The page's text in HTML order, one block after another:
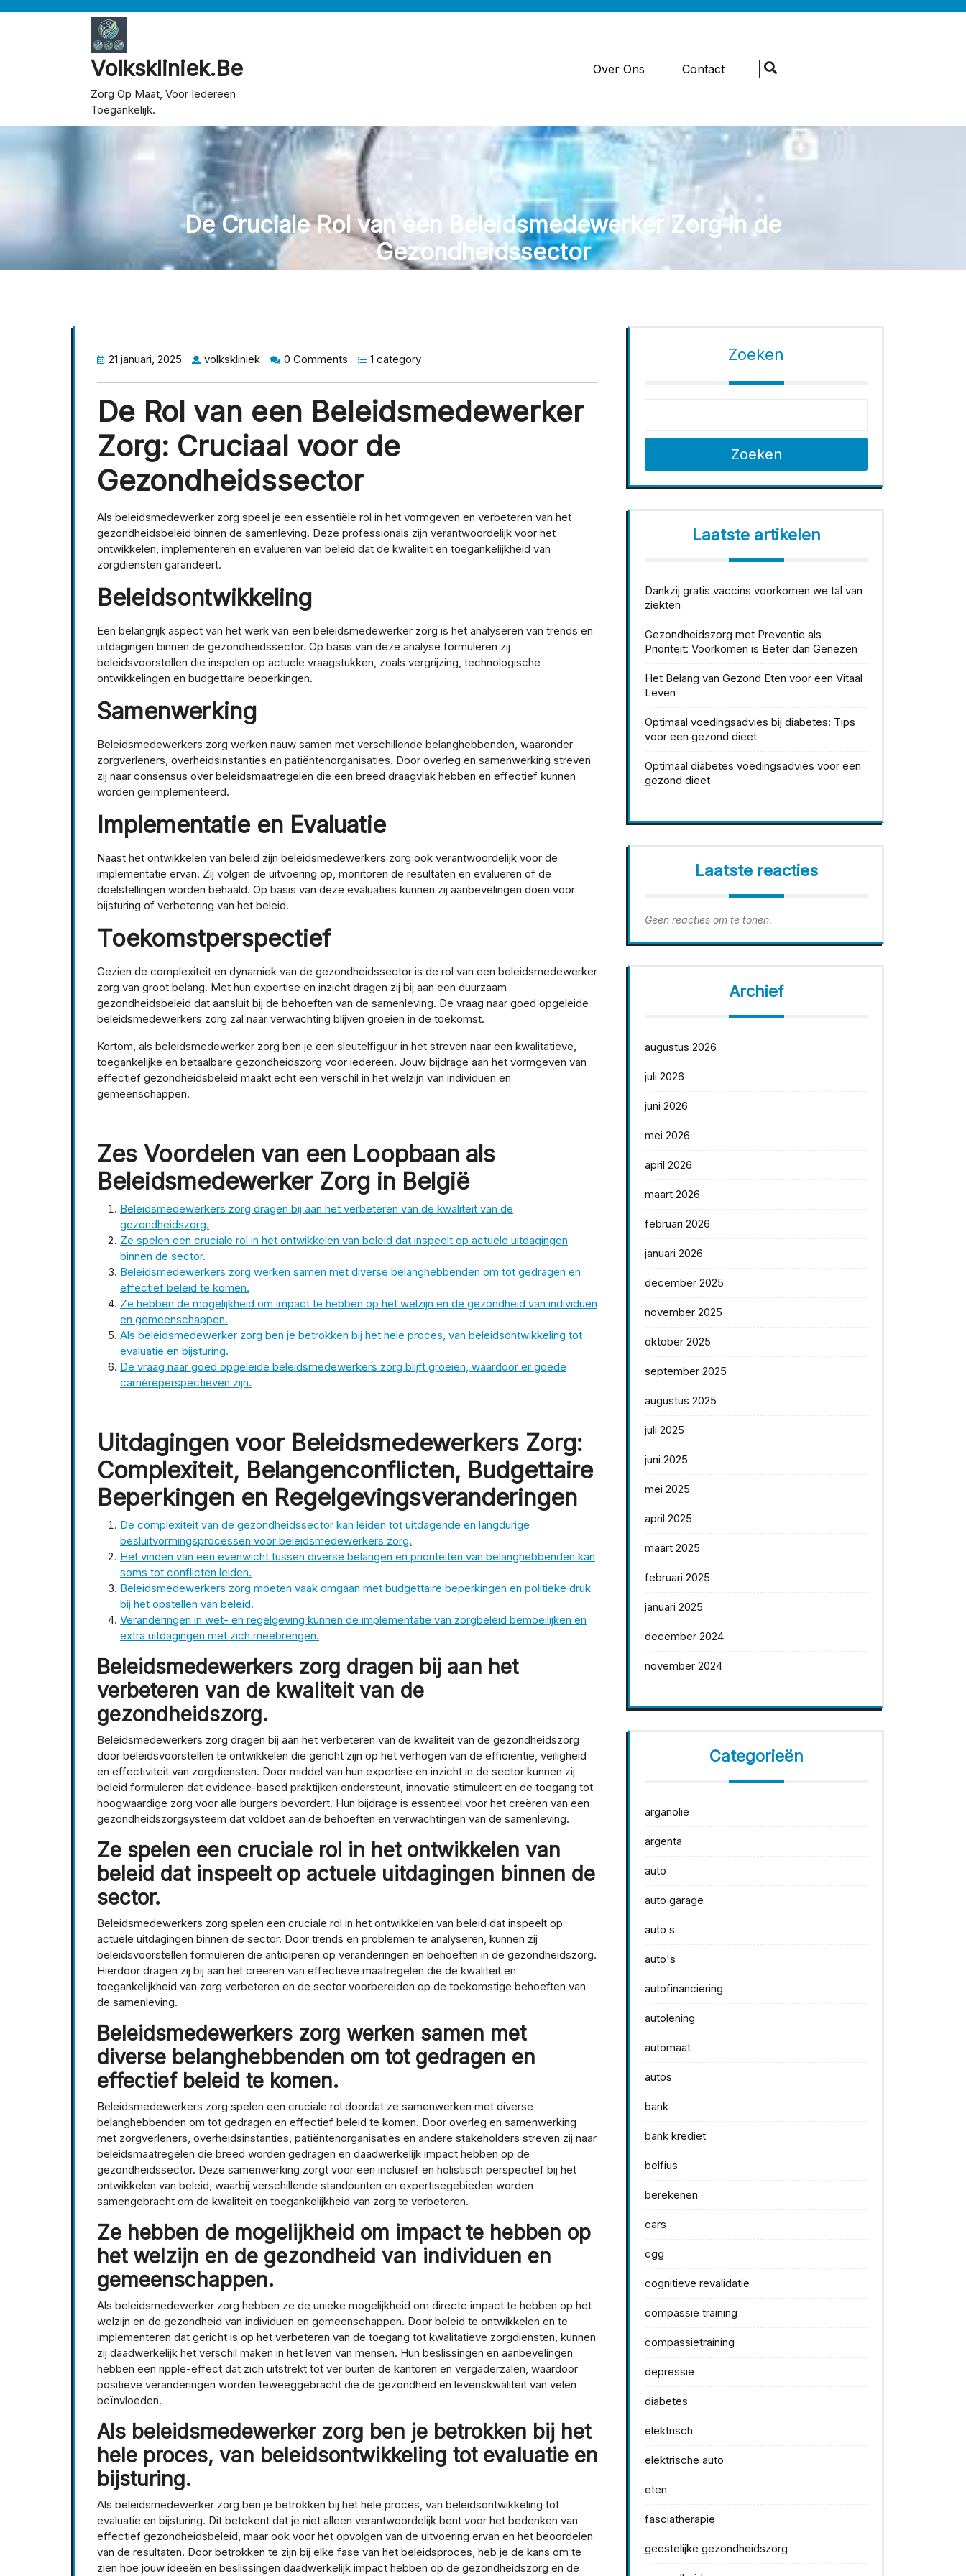
Volkskliniek.be
Zorg Op Maat, Voor Iedereen
Toegankelijk.
Over Ons Contact
De Cruciale Rol van een Beleidsmedewerker Zorg in de
Gezondheidssector
21 januari, 2025 volkskliniek 0 Comments 1 category
De Rol van een Beleidsmedewerker
Zorg: Cruciaal voor de
Gezondheidssector
Als beleidsmedewerker zorg speel je een essentiële rol in het vormgeven en verbeteren van het
gezondheidsbeleid binnen de samenleving. Deze professionals zijn verantwoordelijk voor het
ontwikkelen, implementeren en evalueren van beleid dat de kwaliteit en toegankelijkheid van
zorgdiensten garandeert.
Beleidsontwikkeling
Een belangrijk aspect van het werk van een beleidsmedewerker zorg is het analyseren van trends en
uitdagingen binnen de gezondheidssector. Op basis van deze analyse formuleren zij
beleidsvoorstellen die inspelen op actuele vraagstukken, zoals vergrijzing, technologische
ontwikkelingen en budgettaire beperkingen.
Samenwerking
Beleidsmedewerkers zorg werken nauw samen met verschillende belanghebbenden, waaronder
zorgverleners, overheidsinstanties en patiëntenorganisaties. Door overleg en samenwerking streven
zij naar consensus over beleidsmaatregelen die een breed draagvlak hebben en effectief kunnen
worden geïmplementeerd.
Implementatie en Evaluatie
Naast het ontwikkelen van beleid zijn beleidsmedewerkers zorg ook verantwoordelijk voor de
implementatie ervan. Zij volgen de uitvoering op, monitoren de resultaten en evalueren of de
doelstellingen worden behaald. Op basis van deze evaluaties kunnen zij aanbevelingen doen voor
bijsturing of verbetering van het beleid.
Toekomstperspectief
Gezien de complexiteit en dynamiek van de gezondheidssector is de rol van een beleidsmedewerker
zorg van groot belang. Met hun expertise en inzicht dragen zij bij aan een duurzaam
gezondheidsbeleid dat aansluit bij de behoeften van de samenleving. De vraag naar goed opgeleide
beleidsmedewerkers zorg zal naar verwachting blijven groeien in de toekomst.
Kortom, als beleidsmedewerker zorg ben je een sleutelfiguur in het streven naar een kwalitatieve,
toegankelijke en betaalbare gezondheidszorg voor iedereen. Jouw bijdrage aan het vormgeven van
effectief gezondheidsbeleid maakt echt een verschil in het welzijn van individuen en
gemeenschappen.
Zes Voordelen van een Loopbaan als
Beleidsmedewerker Zorg in België
Beleidsmedewerkers zorg dragen bij aan het verbeteren van de kwaliteit van de
gezondheidszorg.
Ze spelen een cruciale rol in het ontwikkelen van beleid dat inspeelt op actuele uitdagingen
binnen de sector.
Beleidsmedewerkers zorg werken samen met diverse belanghebbenden om tot gedragen en
effectief beleid te komen.
Ze hebben de mogelijkheid om impact te hebben op het welzijn en de gezondheid van individuen
en gemeenschappen.
Als beleidsmedewerker zorg ben je betrokken bij het hele proces, van beleidsontwikkeling tot
evaluatie en bijsturing.
De vraag naar goed opgeleide beleidsmedewerkers zorg blijft groeien, waardoor er goede
carrièreperspectieven zijn.
Uitdagingen voor Beleidsmedewerkers Zorg:
Complexiteit, Belangenconflicten, Budgettaire
Beperkingen en Regelgevingsveranderingen
De complexiteit van de gezondheidssector kan leiden tot uitdagende en langdurige
besluitvormingsprocessen voor beleidsmedewerkers zorg.
Het vinden van een evenwicht tussen diverse belangen en prioriteiten van belanghebbenden kan
soms tot conflicten leiden.
Beleidsmedewerkers zorg moeten vaak omgaan met budgettaire beperkingen en politieke druk
bij het opstellen van beleid.
Veranderingen in wet- en regelgeving kunnen de implementatie van zorgbeleid bemoeilijken en
extra uitdagingen met zich meebrengen.
Beleidsmedewerkers zorg dragen bij aan het
verbeteren van de kwaliteit van de
gezondheidszorg.
Beleidsmedewerkers zorg dragen bij aan het verbeteren van de kwaliteit van de gezondheidszorg
door beleidsvoorstellen te ontwikkelen die gericht zijn op het verhogen van de efficiëntie, veiligheid
en effectiviteit van zorgdiensten. Door middel van hun expertise en inzicht in de sector kunnen zij
beleid formuleren dat evidence-based praktijken ondersteunt, innovatie stimuleert en de toegang tot
hoogwaardige zorg voor alle burgers bevordert. Hun bijdrage is essentieel voor het creëren van een
gezondheidszorgsysteem dat voldoet aan de behoeften en verwachtingen van de samenleving.
Ze spelen een cruciale rol in het ontwikkelen van
beleid dat inspeelt op actuele uitdagingen binnen de
sector.
Beleidsmedewerkers zorg spelen een cruciale rol in het ontwikkelen van beleid dat inspeelt op
actuele uitdagingen binnen de sector. Door trends en problemen te analyseren, kunnen zij
beleidsvoorstellen formuleren die anticiperen op veranderingen en behoeften in de gezondheidszorg.
Hierdoor dragen zij bij aan het creëren van effectieve maatregelen die de kwaliteit en
toegankelijkheid van zorg verbeteren en de sector voorbereiden op de toekomstige behoeften van
de samenleving.
Beleidsmedewerkers zorg werken samen met
diverse belanghebbenden om tot gedragen en
effectief beleid te komen.
Beleidsmedewerkers zorg spelen een cruciale rol doordat ze samenwerken met diverse
belanghebbenden om tot gedragen en effectief beleid te komen. Door overleg en samenwerking
met zorgverleners, overheidsinstanties, patiëntenorganisaties en andere stakeholders streven zij naar
beleidsmaatregelen die breed worden gedragen en daadwerkelijk impact hebben op de
gezondheidssector. Deze samenwerking zorgt voor een inclusief en holistisch perspectief bij het
ontwikkelen van beleid, waarbij verschillende standpunten en expertisegebieden worden
samengebracht om de kwaliteit en toegankelijkheid van zorg te verbeteren.
Ze hebben de mogelijkheid om impact te hebben op
het welzijn en de gezondheid van individuen en
gemeenschappen.
Als beleidsmedewerker zorg hebben ze de unieke mogelijkheid om directe impact te hebben op het
welzijn en de gezondheid van individuen en gemeenschappen. Door beleid te ontwikkelen en te
implementeren dat gericht is op het verbeteren van de toegang tot kwalitatieve zorgdiensten, kunnen
zij daadwerkelijk het verschil maken in het leven van mensen. Hun beslissingen en aanbevelingen
hebben een ripple-effect dat zich uitstrekt tot ver buiten de kantoren en vergaderzalen, waardoor
positieve veranderingen worden teweeggebracht die de gezondheid en levenskwaliteit van velen
beïnvloeden.
Als beleidsmedewerker zorg ben je betrokken bij het
hele proces, van beleidsontwikkeling tot evaluatie en
bijsturing.
Als beleidsmedewerker zorg ben je betrokken bij het hele proces, van beleidsontwikkeling tot
evaluatie en bijsturing. Dit betekent dat je niet alleen verantwoordelijk bent voor het bedenken van
effectief gezondheidsbeleid, maar ook voor het opvolgen van de uitvoering ervan en het beoordelen
van de resultaten. Door betrokken te zijn bij elke fase van het beleidsproces, heb je de kans om te
zien hoe jouw ideeën en beslissingen daadwerkelijk impact hebben op de gezondheidszorg en de
Zoeken
Zoeken
Laatste artikelen
Dankzij gratis vaccins voorkomen we tal van
ziekten
Gezondheidszorg met Preventie als
Prioriteit: Voorkomen is Beter dan Genezen
Het Belang van Gezond Eten voor een Vitaal
Leven
Optimaal voedingsadvies bij diabetes: Tips
voor een gezond dieet
Optimaal diabetes voedingsadvies voor een
gezond dieet
Laatste reacties
Geen reacties om te tonen.
Archief
augustus 2026
juli 2026
juni 2026
mei 2026
april 2026
maart 2026
februari 2026
januari 2026
december 2025
november 2025
oktober 2025
september 2025
augustus 2025
juli 2025
juni 2025
mei 2025
april 2025
maart 2025
februari 2025
januari 2025
december 2024
november 2024
Categorieën
arganolie
argenta
auto
auto garage
auto s
auto's
autofinanciering
autolening
automaat
autos
bank
bank krediet
belfius
berekenen
cars
cgg
cognitieve revalidatie
compassie training
compassietraining
depressie
diabetes
elektrisch
elektrische auto
eten
fasciatherapie
geestelijke gezondheidszorg